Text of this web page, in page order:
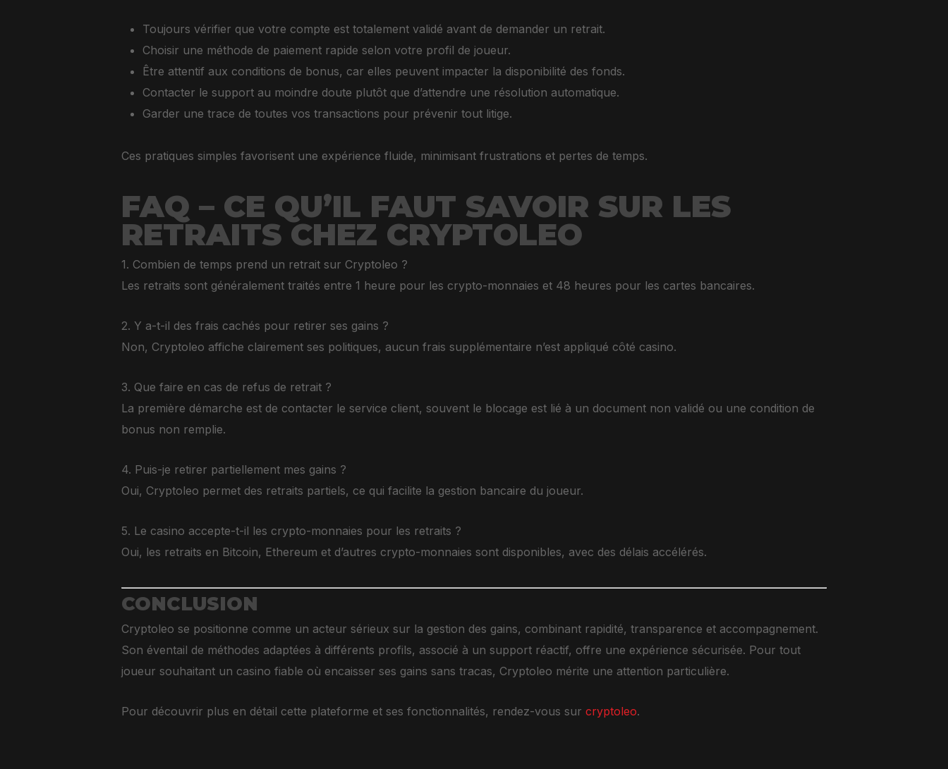
Toujours vérifier que votre compte est totalement validé avant de demander un retrait.
Choisir une méthode de paiement rapide selon votre profil de joueur.
Être attentif aux conditions de bonus, car elles peuvent impacter la disponibilité des fonds.
Contacter le support au moindre doute plutôt que d’attendre une résolution automatique.
Garder une trace de toutes vos transactions pour prévenir tout litige.
Ces pratiques simples favorisent une expérience fluide, minimisant frustrations et pertes de temps.
FAQ – CE QU’IL FAUT SAVOIR SUR LES
RETRAITS CHEZ CRYPTOLEO
1. Combien de temps prend un retrait sur Cryptoleo ?
Les retraits sont généralement traités entre 1 heure pour les crypto-monnaies et 48 heures pour les cartes bancaires.
2. Y a-t-il des frais cachés pour retirer ses gains ?
Non, Cryptoleo affiche clairement ses politiques, aucun frais supplémentaire n’est appliqué côté casino.
3. Que faire en cas de refus de retrait ?
La première démarche est de contacter le service client, souvent le blocage est lié à un document non validé ou une condition de
bonus non remplie.
4. Puis-je retirer partiellement mes gains ?
Oui, Cryptoleo permet des retraits partiels, ce qui facilite la gestion bancaire du joueur.
5. Le casino accepte-t-il les crypto-monnaies pour les retraits ?
Oui, les retraits en Bitcoin, Ethereum et d’autres crypto-monnaies sont disponibles, avec des délais accélérés.
CONCLUSION
Cryptoleo se positionne comme un acteur sérieux sur la gestion des gains, combinant rapidité, transparence et accompagnement.
Son éventail de méthodes adaptées à différents profils, associé à un support réactif, offre une expérience sécurisée. Pour tout
joueur souhaitant un casino fiable où encaisser ses gains sans tracas, Cryptoleo mérite une attention particulière.
Pour découvrir plus en détail cette plateforme et ses fonctionnalités, rendez-vous sur cryptoleo.